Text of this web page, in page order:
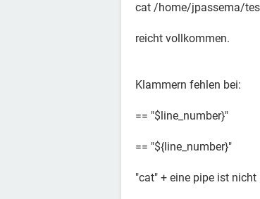
cat /home/jpassema/
reicht vollkommen.
Klammern fehlen bei:
== "$line_number}"
== "${line_number}"
"cat" + eine pipe ist